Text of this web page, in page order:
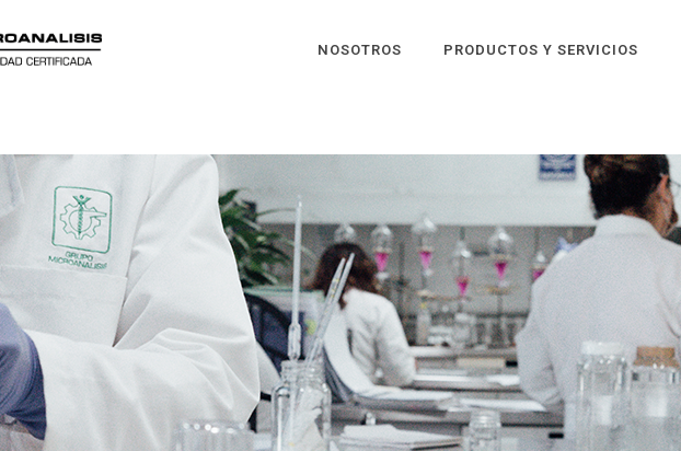
NOSOTROS PRODUCTOS Y SERVICIOS